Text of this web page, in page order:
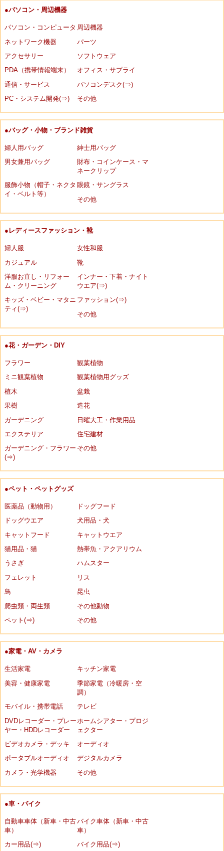
●パソコン・周辺機器
パソコン・コンピュータ 周辺機器
ネットワーク機器
パーツ
アクセサリー
ソフトウェア
PDA（携帯情報端末）
オフィス・サプライ
通信・サービス
パソコンデスク(⇒)
PC・システム開発(⇒)
その他
●バッグ・小物・ブランド雑貨
婦人用バッグ
紳士用バッグ
男女兼用バッグ
財布・コインケース・マ
ネークリップ
服飾小物（帽子・ネクタ
イ・ベルト等）
眼鏡・サングラス
その他
●レディースファッション・靴
婦人服
女性和服
カジュアル
靴
洋服お直し・リフォー
ム・クリーニング
インナー・下着・ナイト
ウエア(⇒)
キッズ・ベビー・マタニ
ティ(⇒)
ファッション(⇒)
その他
●花・ガーデン・DIY
フラワー
観葉植物
ミニ観葉植物
観葉植物用グッズ
植木
盆栽
果樹
造花
ガーデニング
日曜大工・作業用品
エクステリア
住宅建材
ガーデニング・フラワー
(⇒)
その他
●ペット・ペットグッズ
医薬品（動物用）
ドッグフード
ドッグウエア
犬用品・犬
キャットフード
キャットウエア
猫用品・猫
熱帯魚・アクアリウム
うさぎ
ハムスター
フェレット
リス
鳥
昆虫
爬虫類・両生類
その他動物
ペット(⇒)
その他
●家電・AV・カメラ
生活家電
キッチン家電
美容・健康家電
季節家電（冷暖房・空
調）
モバイル・携帯電話
テレビ
DVDレコーダー・プレー
ヤー・HDDレコーダー
ホームシアター・プロジ
ェクター
ビデオカメラ・デッキ
オーディオ
ポータブルオーディオ
デジタルカメラ
カメラ・光学機器
その他
●車・バイク
自動車車体（新車・中古
車）
バイク車体（新車・中古
車）
カー用品(⇒)
バイク用品(⇒)